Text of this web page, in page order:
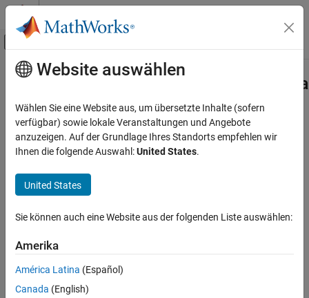
Weiter zum Inhalt
Umschaltung für Off-Canvas-
Startseite der Dokumentation
Manage Design Data
ON THIS PAGE
Syntax
Description
Version History
See Also
Hauptinhalt
Clear cached information on library dictionary links
Since R2022a
collapse all in page
Syntax
Description
Simulink.LibraryDictionary.resetLibraryLinks
function when you are unable to link your library to a library
dictionary due to cache corruption. After calling this function, the
Website auswählen
Wählen Sie eine Website aus, um übersetzte Inhalte (sofern
verfügbar) sowie lokale Veranstaltungen und Angebote
anzuzeigen. Auf der Grundlage Ihres Standorts empfehlen wir
Ihnen die folgende Auswahl:United States.
United States
Sie können auch eine Website aus der folgenden Liste auswählen:
Amerika
América Latina (Español)
Canada (English)